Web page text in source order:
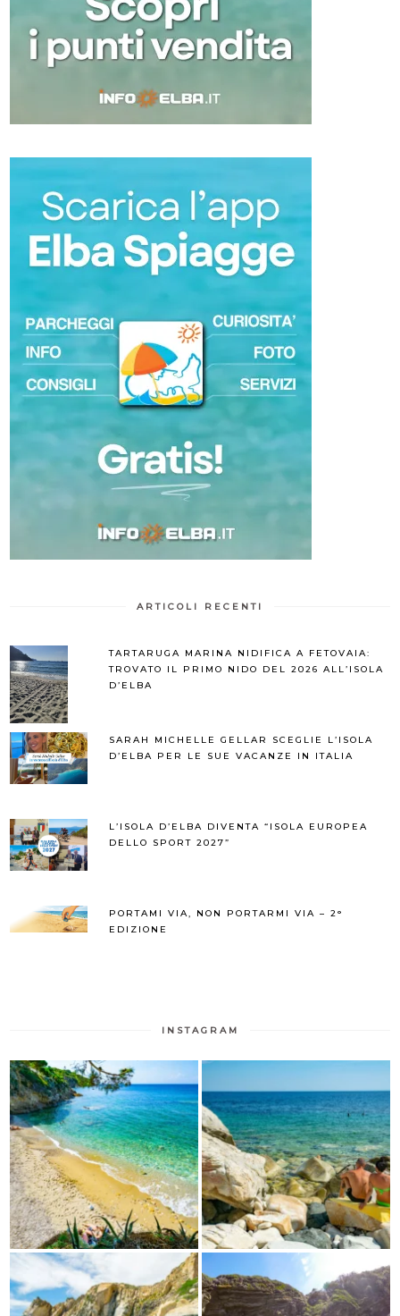
ARTICOLI RECENTI
TARTARUGA MARINA NIDIFICA A FETOVAIA:
TROVATO IL PRIMO NIDO DEL 2026 ALL’ISOLA
D’ELBA
SARAH MICHELLE GELLAR SCEGLIE L’ISOLA
D’ELBA PER LE SUE VACANZE IN ITALIA
L’ISOLA D’ELBA DIVENTA “ISOLA EUROPEA
DELLO SPORT 2027”
PORTAMI VIA, NON PORTARMI VIA – 2°
EDIZIONE
INSTAGRAM